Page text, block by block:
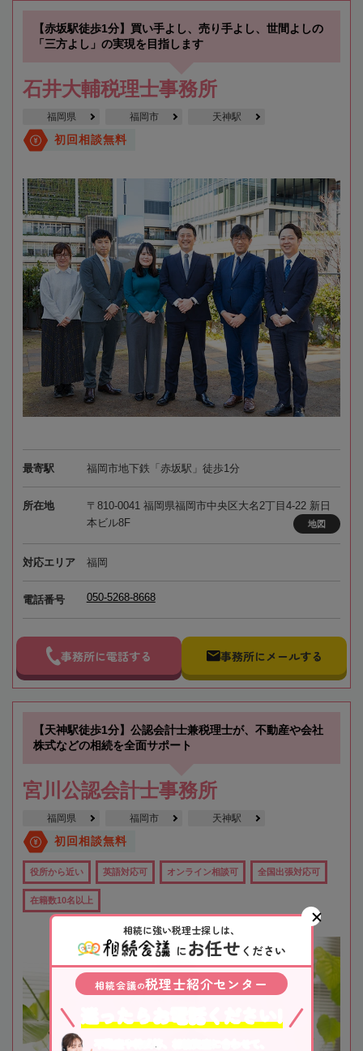
【赤坂駅徒歩1分】買い手よし、売り手よし、世間よしの
「三方よし」の実現を目指します
石井大輔税理士事務所
福岡県 福岡市 天神駅
初回相談無料
最寄駅 福岡市地下鉄「赤坂駅」徒歩1分
所在地
〒810-0041 福岡県福岡市中央区大名2丁目4-22 新日
本ビル8F
地図
対応エリア 福岡
電話番号 050-5268-8668
事務所に電話する 事務所にメールする
【天神駅徒歩1分】公認会計士兼税理士が、不動産や会社
株式などの相続を全面サポート
宮川公認会計士事務所
福岡県 福岡市 天神駅
初回相談無料
役所から近い 英語対応可 オンライン相談可 全国出張対応可
在籍数10名以上
相続に強い税理士探しは、
にお任せ ください
相続会議の税理士紹介センター
不動産や株式等、相続資産に合わせて、